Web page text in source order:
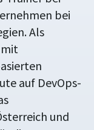
bei
Als
auf DevOps-
und